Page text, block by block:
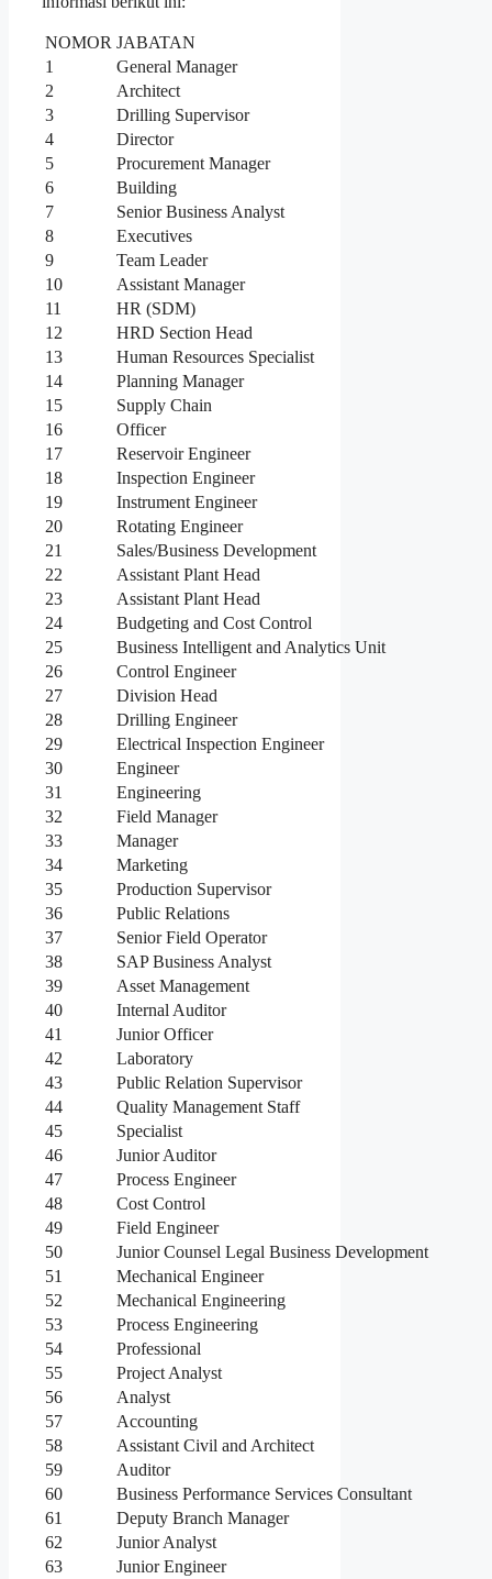
NOMOR JABATAN
1
General Manager
2
Architect
3
Drilling Supervisor
4
Director
5
Procurement Manager
6
Building
7
Senior Business Analyst
8
Executives
9
Team Leader
10
Assistant Manager
11
HR (SDM)
12
HRD Section Head
13
Human Resources Specialist
14
Planning Manager
15
Supply Chain
16
Officer
17
Reservoir Engineer
18
Inspection Engineer
19
Instrument Engineer
20
Rotating Engineer
21
Sales/Business Development
22
Assistant Plant Head
23
Assistant Plant Head
24
Budgeting and Cost Control
25
Business Intelligent and Analytics Unit
26
Control Engineer
27
Division Head
28
Drilling Engineer
29
Electrical Inspection Engineer
30
Engineer
31
Engineering
32
Field Manager
33
Manager
34
Marketing
35
Production Supervisor
36
Public Relations
37
Senior Field Operator
38
SAP Business Analyst
39
Asset Management
40
Internal Auditor
41
Junior Officer
42
Laboratory
43
Public Relation Supervisor
44
Quality Management Staff
45
Specialist
46
Junior Auditor
47
Process Engineer
48
Cost Control
49
Field Engineer
50
Junior Counsel Legal Business Development
51
Mechanical Engineer
52
Mechanical Engineering
53
Process Engineering
54
Professional
55
Project Analyst
56
Analyst
57
Accounting
58
Assistant Civil and Architect
59
Auditor
60
Business Performance Services Consultant
61
Deputy Branch Manager
62
Junior Analyst
63
Junior Engineer